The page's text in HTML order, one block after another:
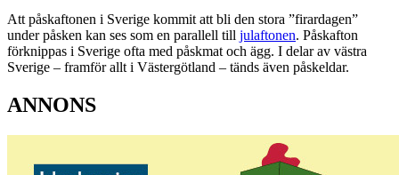
Att påskaftonen i Sverige kommit att bli den stora ”firardagen”
under påsken kan ses som en parallell till julaftonen. Påskafton
förknippas i Sverige ofta med påskmat och ägg. I delar av västra
Sverige – framför allt i Västergötland – tänds även påskeldar.
ANNONS